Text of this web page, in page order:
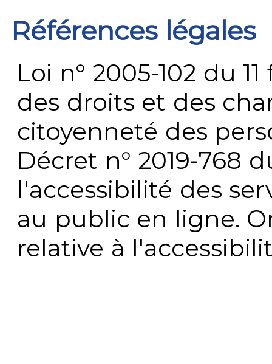
Références légales
Loi n° 2005-102 du
des droits et des
citoyenneté des
Décret n° 2019-768
l'accessibilité des
au public en ligne.
relative à